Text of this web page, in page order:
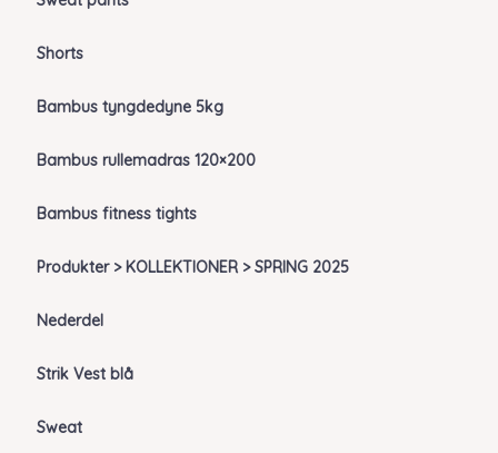
Shorts
Bambus tyngdedyne 5kg
Bambus rullemadras 120×200
Bambus fitness tights
Produkter > KOLLEKTIONER > SPRING 2025
Nederdel
Strik Vest blå
Sweat